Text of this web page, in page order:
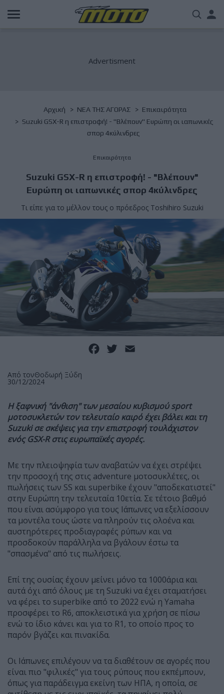
Παράκαμψη
προς
Breadcrumb
Αρχική NΕΑ ΤΗΣ ΑΓΟΡΑΣ
Επικαιρότητα
Suzuki GSX-R η επιστροφή! - "Βλέπουν" Ευρώπη οι ιαπωνικές
σπορ 4κύλινδρες
Επικαιρότητα
Suzuki GSX-R η επιστροφή! - "Βλέπουν"
Ευρώπη οι ιαπωνικές σπορ 4κύλινδρες
Τι είπε για το μέλλον τους ο πρόεδρος Toshihiro Suzuki
Facebook
Twitter
Από τονΘοδωρή Ξύδη
30/12/2024
Η ξαφνική "άνθιση" των μεσαίου κυβισμού sport
μοτοσυκλετών τον τελευταίο καιρό έχει βάλει και τη
Suzuki σε σκέψεις για την επιστροφή τουλάχιστον
ενός GSX-R στις ευρωπαϊκές αγορές.
Με την πλειοψηφία των αναβατών να έχει στρέψει
την προσοχή της στις adventure μοτοσυκλέτες, οι
πωλήσεις των SS και superbike έχουν "αποδεκατιστεί"
στην Ευρώπη την τελευταία 10ετία. Σε τέτοιο βαθμό
που είναι ασύμφορο για τους Ιάπωνες να εξελίσσουν
τα μοντέλα τους ώστε να πληρούν τις ολοένα και
αυστηρότερες προδιαγραφές ρύπων και να
προσδοκούν παράλληλα να βγάλουν έστω τα
"σπασμένα" από τις πωλήσεις.
Επί της ουσίας έχουν μείνει μόνο τα 1000άρια και
αυτά όχι από όλους με τη Suzuki να έχει σταματήσει
να φέρει το superbike από το 2022 ενώ η Yamaha
προσφέρει το R6, αποκλειστικά για χρήση σε πίσω
ενώ το ίδιο κάνει και για το R1, το οποίο προς το
παρόν βγάζει και πινακίδα.
Οι Ιάπωνες επιλέγουν να τα διαθέτουν σε αγορές που
είναι πιο "φιλικές" για τους ρύπους που εκπέμπουν,
όπως για παράδειγμα εκείνη των ΗΠΑ, η οποία, σε